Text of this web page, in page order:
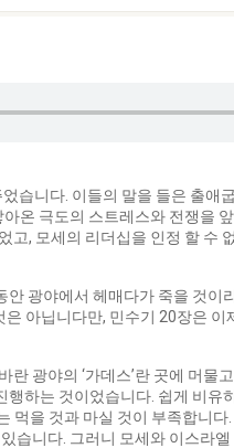
습니다. 이들의 말을 들은 출애
온 극도의 스트레스와 전쟁을
, 모세의 리더십을 인정 할 수
광야에서 헤매다가 죽을 것이
아닙니다만, 민수기 20장은
광야의 ‘가데스’란 곳에 머물
행하는 것이었습니다. 쉽게 비유
먹을 것과 마실 것이 부족합니
습니다. 그러니 모세와 이스라